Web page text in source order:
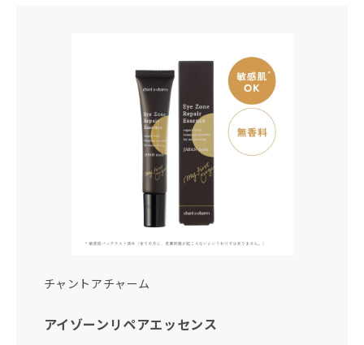
チャントアチャーム
アイゾーンリペアエッセンス